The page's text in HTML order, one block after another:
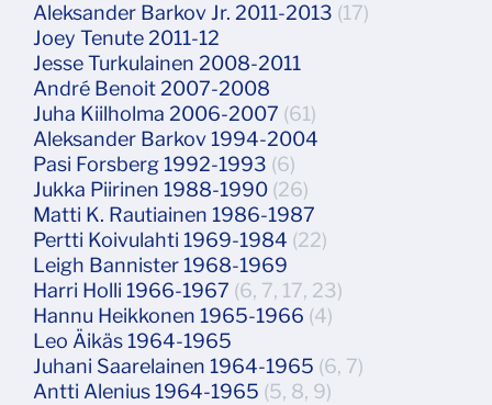
Aleksander Barkov Jr. 2011-2013 (17)
Joey Tenute 2011-12
Jesse Turkulainen 2008-2011
André Benoit 2007-2008
Juha Kiilholma 2006-2007 (61)
Aleksander Barkov 1994-2004
Pasi Forsberg 1992-1993 (6)
Jukka Piirinen 1988-1990 (26)
Matti K. Rautiainen 1986-1987
Pertti Koivulahti 1969-1984 (22)
Leigh Bannister 1968-1969
Harri Holli 1966-1967 (6, 7, 17, 23)
Hannu Heikkonen 1965-1966 (4)
Leo Äikäs 1964-1965
Juhani Saarelainen 1964-1965 (6, 7)
Antti Alenius 1964-1965 (5, 8, 9)